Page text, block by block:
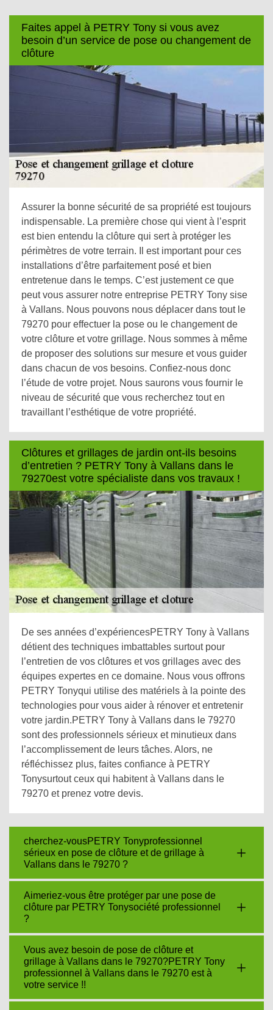
Faites appel à PETRY Tony si vous avez
besoin d’un service de pose ou changement de
clôture
Assurer la bonne sécurité de sa propriété est toujours
indispensable. La première chose qui vient à l’esprit
est bien entendu la clôture qui sert à protéger les
périmètres de votre terrain. Il est important pour ces
installations d’être parfaitement posé et bien
entretenue dans le temps. C’est justement ce que
peut vous assurer notre entreprise PETRY Tony sise
à Vallans. Nous pouvons nous déplacer dans tout le
79270 pour effectuer la pose ou le changement de
votre clôture et votre grillage. Nous sommes à même
de proposer des solutions sur mesure et vous guider
dans chacun de vos besoins. Confiez-nous donc
l’étude de votre projet. Nous saurons vous fournir le
niveau de sécurité que vous recherchez tout en
travaillant l’esthétique de votre propriété.
Clôtures et grillages de jardin ont-ils besoins
d’entretien ? PETRY Tony à Vallans dans le
79270est votre spécialiste dans vos travaux !
De ses années d’expériencesPETRY Tony à Vallans
détient des techniques imbattables surtout pour
l’entretien de vos clôtures et vos grillages avec des
équipes expertes en ce domaine. Nous vous offrons
PETRY Tonyqui utilise des matériels à la pointe des
technologies pour vous aider à rénover et entretenir
votre jardin.PETRY Tony à Vallans dans le 79270
sont des professionnels sérieux et minutieux dans
l’accomplissement de leurs tâches. Alors, ne
réfléchissez plus, faites confiance à PETRY
Tonysurtout ceux qui habitent à Vallans dans le
79270 et prenez votre devis.
cherchez-vousPETRY Tonyprofessionnel
sérieux en pose de clôture et de grillage à
Vallans dans le 79270 ?
Aimeriez-vous être protéger par une pose de
clôture par PETRY Tonysociété professionnel
?
Vous avez besoin de pose de clôture et
grillage à Vallans dans le 79270?PETRY Tony
professionnel à Vallans dans le 79270 est à
votre service !!